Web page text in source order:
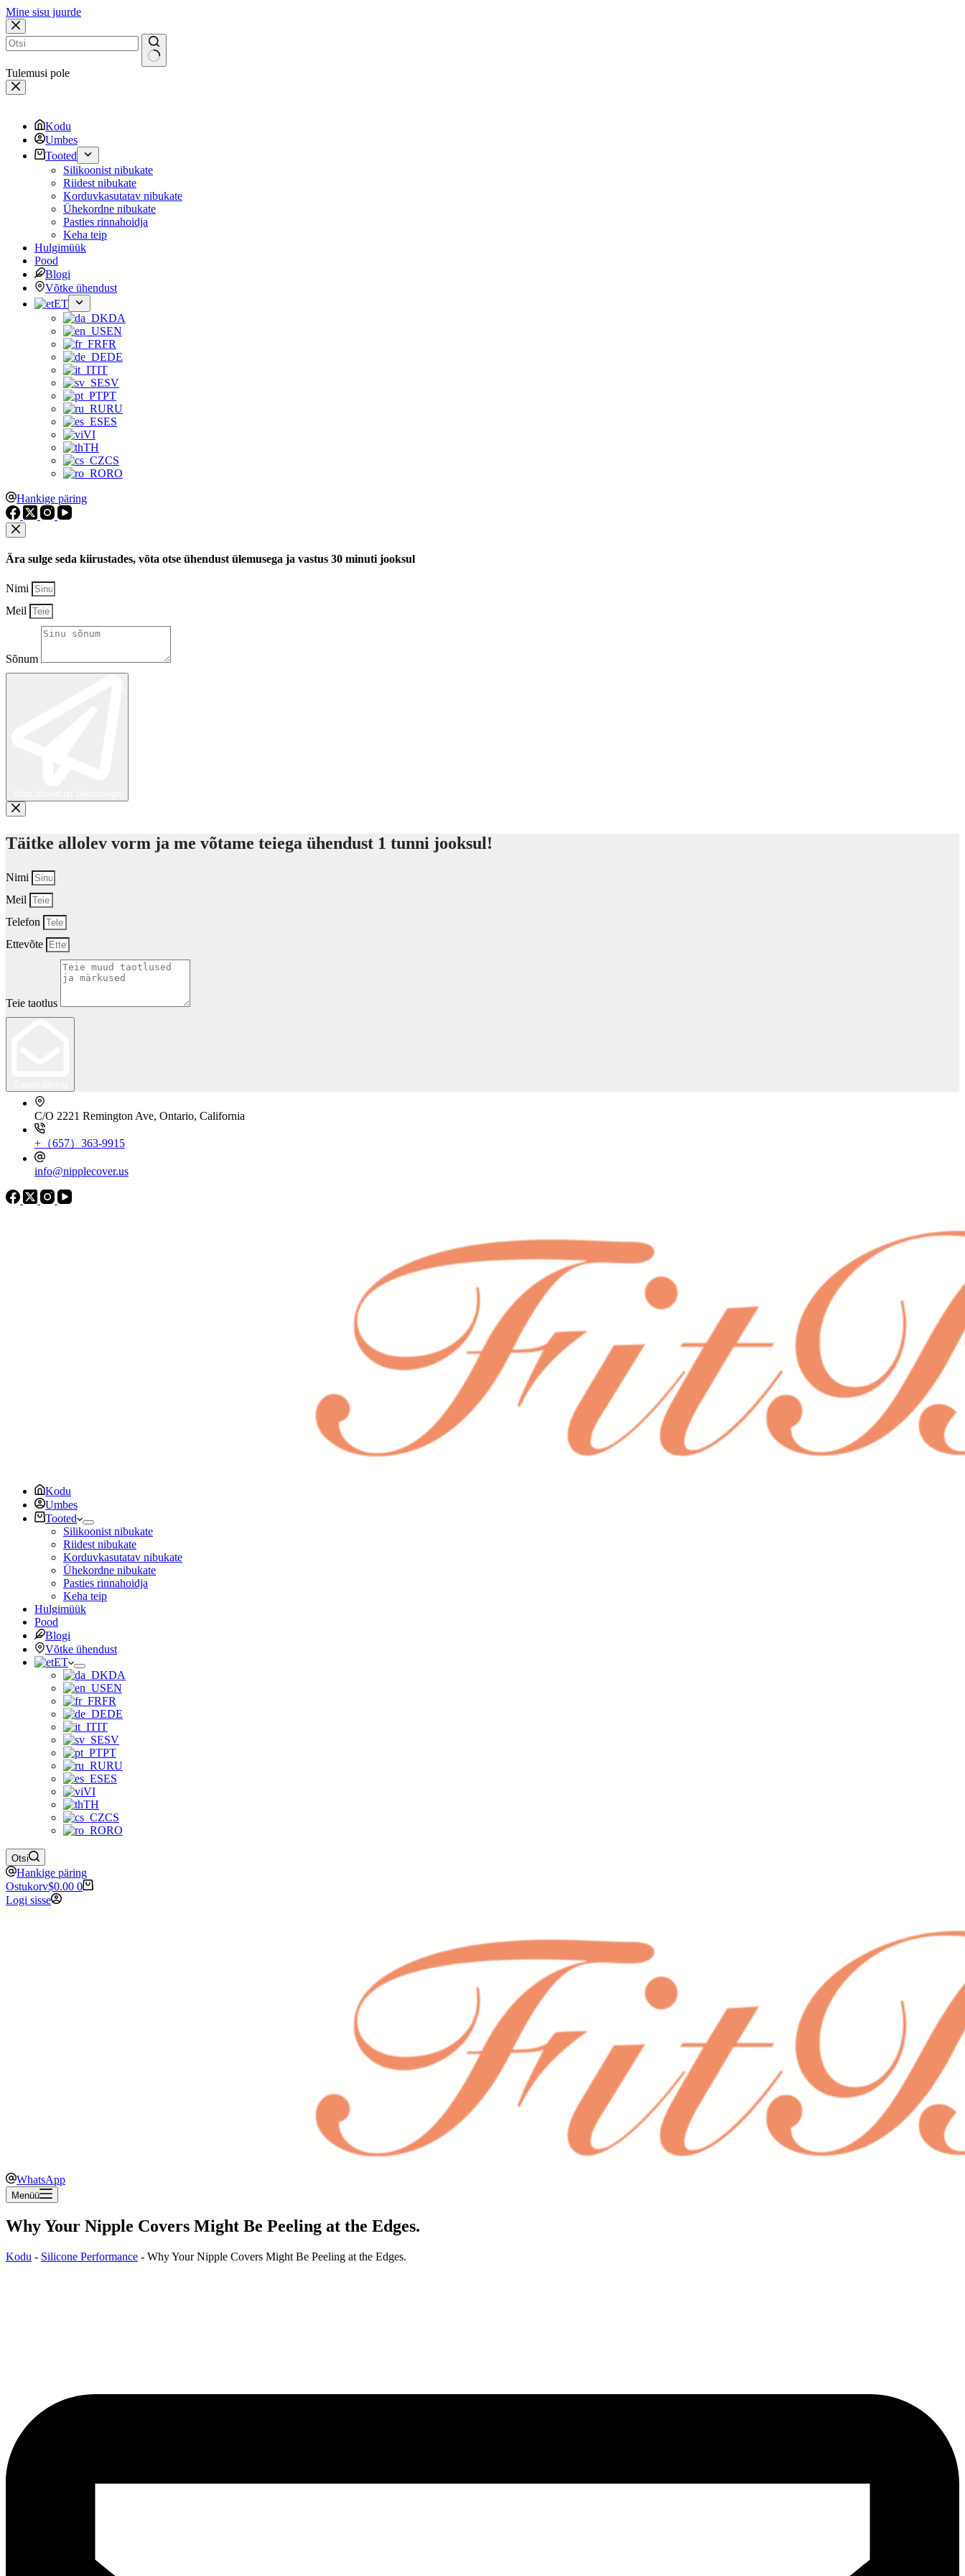
Mine sisu juurde
Tulemusi pole
Kodu
Umbes
Tooted
Silikoonist nibukate
Riidest nibukate
Korduvkasutatav nibukate
Ühekordne nibukate
Pasties rinnahoidja
Keha teip
Hulgimüük
Pood
Blogi
Võtke ühendust
ET
DA
EN
FR
DE
IT
SV
PT
RU
ES
VI
TH
CS
RO
Hankige päring
Ära sulge seda kiirustades, võta otse ühendust ülemusega ja vastus 30 minuti jooksul
Nimi
Meil
Sõnum
Täitke allolev vorm ja me võtame teiega ühendust 1 tunni jooksul!
Nimi
Meil
Telefon
Ettevõte
Teie taotlus
C/O 2221 Remington Ave, Ontario, California
+（657）363-9915
info@nipplecover.us
Kodu
Umbes
Tooted
Silikoonist nibukate
Riidest nibukate
Korduvkasutatav nibukate
Ühekordne nibukate
Pasties rinnahoidja
Keha teip
Hulgimüük
Pood
Blogi
Võtke ühendust
ET
DA
EN
FR
DE
IT
SV
PT
RU
ES
VI
TH
CS
RO
Otsi
Hankige päring
Ostukorv$0.00 0
Logi sisse
WhatsApp
Menüü
Why Your Nipple Covers Might Be Peeling at the Edges.
Kodu - Silicone Performance - Why Your Nipple Covers Might Be Peeling at the Edges.